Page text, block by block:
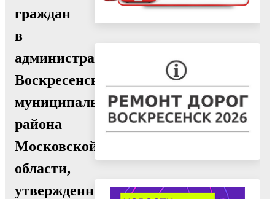
граждан
в
администрации
Воскресенского
муниципального
района
Московской
области,
утвержденный